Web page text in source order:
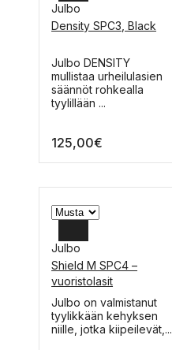
Julbo
Density SPC3, Black
Tällä
tuotteella
on
useampi
tehdä
Julbo DENSITY
mullistaa urheilulasien
säännöt rohkealla
tyylillään ...
125,00€
Julbo
Shield M SPC4 –
vuoristolasit
Tällä
tuotteella
on
Julbo on valmistanut
tyylikkään kehyksen
niille, jotka kiipeilevät,...